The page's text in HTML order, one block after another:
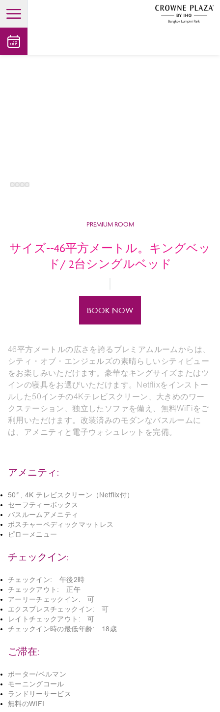
open main menu
PREMIUM ROOM
サイズ--46平方メートル。キングベッ
ド/ 2台シングルベッド
BOOK NOW
46平方メートルの広さを誇るプレミアムルームからは、
シティ・オブ・エンジェルズの素晴らしいシティビュー
をお楽しみいただけます。豪華なキングサイズまたはツ
インの寝具をお選びいただけます。Netflixをインストー
ルした50インチの4Kテレビスクリーン、大きめのワー
クステーション、独立したソファを備え、無料WiFiをご
利用いただけます。改装済みのモダンなバスルームに
は、アメニティと電子ウォシュレットを完備。
アメニティ:
50″ , 4K テレビスクリーン（Netflix付）
セーフティーボックス
バスルームアメニティ
ポスチャーペディックマットレス
ピローメニュー
チェックイン:
チェックイン: 午後2時
チェックアウト: 正午
アーリーチェックイン: 可
エクスプレスチェックイン: 可
レイトチェックアウト: 可
チェックイン時の最低年齢: 18歳
ご滞在:
ポーター/ベルマン
モーニングコール
ランドリーサービス
無料のWIFI